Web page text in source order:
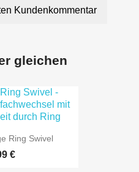
Kundenkommentar
gleichen
Ring Swivel
€